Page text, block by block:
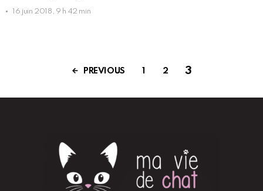
16 juin 2018, 9 h 42 min
PREVIOUS 2 3